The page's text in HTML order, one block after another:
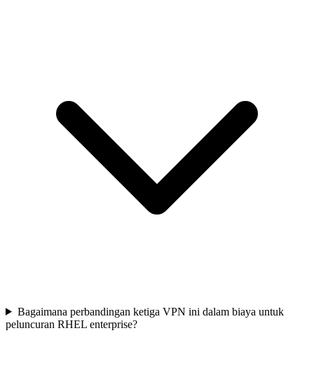
Bagaimana perbandingan ketiga VPN ini dalam biaya untuk
peluncuran RHEL enterprise?